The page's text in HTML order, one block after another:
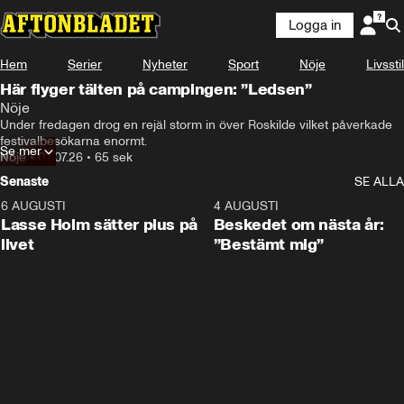
Logga in
Hem Serier Nyheter Sport Nöje Livsstil
Här flyger tälten på campingen: ”Ledsen”
Nöje
Under fredagen drog en rejäl storm in över Roskilde vilket påverkade
Nöje•03.07.26 • 65 sek
Se mer
Senaste
SE ALLA
6 AUGUSTI
Lasse Holm sätter plus på
livet
4 AUGUSTI
Beskedet om nästa år:
”Bestämt mig”